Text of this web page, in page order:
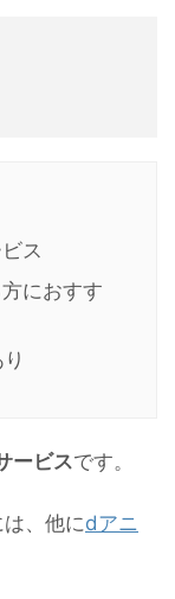
ス
におすす
ービスです。
、他にdアニ